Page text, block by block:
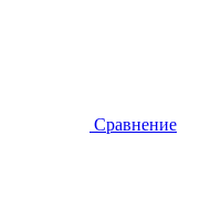
Сравнение